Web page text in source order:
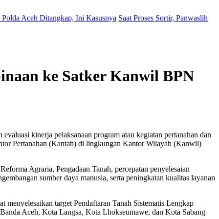
Aceh Ditangkap, Ini Kasusnya Saat Proses Sortir, Panwaslih
ke Satker Kanwil BPN
kinerja pelaksanaan program atau kegiatan pertanahan dan
Pertanahan (Kantah) di lingkungan Kantor Wilayah (Kanwil)
Agraria, Pengadaan Tanah, percepatan penyelesaian
sumber daya manusia, serta peningkatan kualitas layanan
target Pendaftaran Tanah Sistematis Lengkap
Aceh, Kota Langsa, Kota Lhokseumawe, dan Kota Sabang